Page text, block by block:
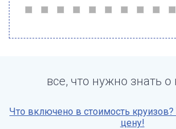
все, что нужно знать о
Что включено в стоимость круизов?
цену!